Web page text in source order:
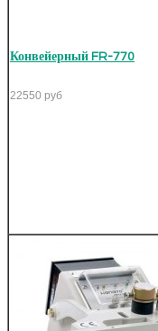
Конвейерный FR-770
22550 руб